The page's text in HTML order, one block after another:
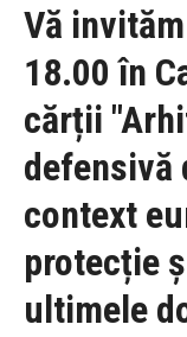
Vă
18.00 în
cărții
defensivă
context
protecție
ultimele